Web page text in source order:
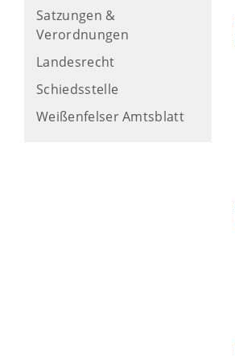
Satzungen &
Verordnungen
Landesrecht
Schiedsstelle
Weißenfelser Amtsblatt